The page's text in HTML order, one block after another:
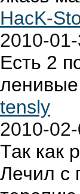
HacK-
2010-
Есть 2
ленивые
tensly
2010-
Так как
Лечил с